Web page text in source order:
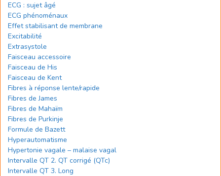
ECG : sujet âgé
ECG phénoménaux
Effet stabilisant de membrane
Excitabilité
Extrasystole
Faisceau accessoire
Faisceau de His
Faisceau de Kent
Fibres à réponse lente/rapide
Fibres de James
Fibres de Mahaïm
Fibres de Purkinje
Formule de Bazett
Hyperautomatisme
Hypertonie vagale – malaise vagal
Intervalle QT 2. QT corrigé (QTc)
Intervalle QT 3. Long